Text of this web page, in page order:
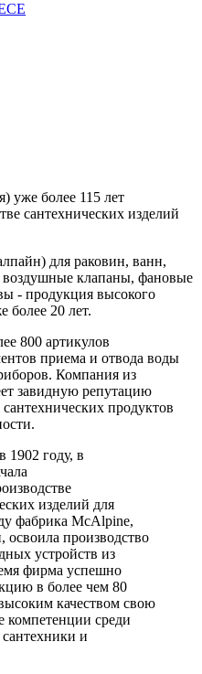
уже более 115 лет
сантехнических изделий
для раковин, ванн,
клапаны, фановые
- продукция высокого
более 20 лет.
800 артикулов
приема и отвода воды
Компания из
завидную репутацию
продуктов
1902 году, в
изделий для
фабрика McAlpine,
производство
устройств из
фирма успешно
в более чем 80
качеством свою
компетенции среди
и